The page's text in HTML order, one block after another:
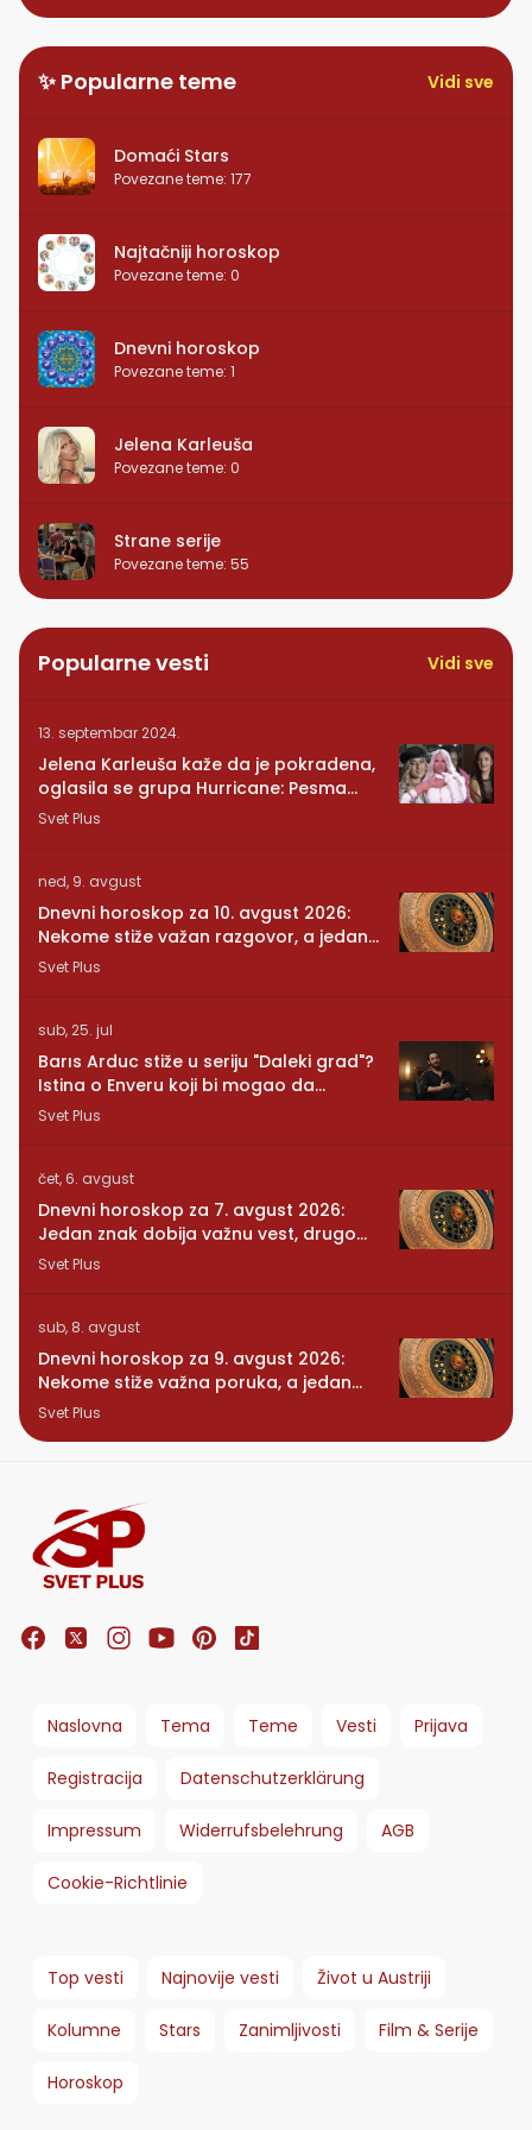
✨ Popularne teme Vidi sve
Domaći Stars
Povezane teme: 177
Najtačniji horoskop
Povezane teme: 0
Dnevni horoskop
Povezane teme: 1
Jelena Karleuša
Povezane teme: 0
Strane serije
Povezane teme: 55
Popularne vesti Vidi sve
13. septembar 2024.
Jelena Karleuša kaže da je pokradena,
oglasila se grupa Hurricane: Pesma
RUNDE je naša!
Svet Plus
ned, 9. avgust
Dnevni horoskop za 10. avgust 2026:
Nekome stiže važan razgovor, a jedan
znak mora da posluša srce
Svet Plus
sub, 25. jul
Barıs Arduc stiže u seriju "Daleki grad"?
Istina o Enveru koji bi mogao da
promeni sve
Svet Plus
čet, 6. avgust
Dnevni horoskop za 7. avgust 2026:
Jedan znak dobija važnu vest, drugom
se vraća osoba iz prošlosti
Svet Plus
sub, 8. avgust
Dnevni horoskop za 9. avgust 2026:
Nekome stiže važna poruka, a jedan
znak konačno preseca
Svet Plus
Naslovna Tema Teme Vesti Prijava
Registracija Datenschutzerklärung
Impressum Widerrufsbelehrung AGB
Cookie-Richtlinie
Top vesti Najnovije vesti Život u Austriji
Kolumne Stars Zanimljivosti Film & Serije
Horoskop